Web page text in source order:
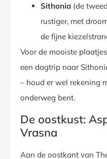
Sithonia (de
rustiger, met
de fijne
Voor de mooiste
een dagtrip naar
– houd er wel rekening
onderweg bent.
De oostkust:
Vrasna
Aan de oostkant van